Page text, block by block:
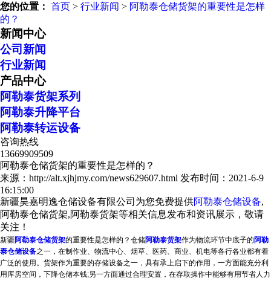
您的位置： 首页 > 行业新闻 > 阿勒泰仓储货架的重要性是怎样
的？
新闻中心
公司新闻
行业新闻
产品中心
阿勒泰货架系列
阿勒泰升降平台
阿勒泰转运设备
咨询热线
13669909509
阿勒泰仓储货架的重要性是怎样的？
来源：http://alt.xjhjmy.com/news629607.html 发布时间：2021-6-9
16:15:00
新疆昊嘉明逸仓储设备有限公司为您免费提供阿勒泰仓储设备,
阿勒泰仓储货架,阿勒泰货架等相关信息发布和资讯展示，敬请
关注！
新疆 阿勒泰仓储货架的重要性是怎样的？仓储阿勒泰货架作为物流环节中底子的 阿勒
泰仓储设备之一，在制作业、物流中心、烟草、医药、商业、机电等各行各业都有着
广泛的使用。货架作为重要的存储设备之一，具有承上启下的作用，一方面能充分利
用库房空间，下降仓储本钱;另一方面通过合理安置，在存取操作中能够有用节省人力